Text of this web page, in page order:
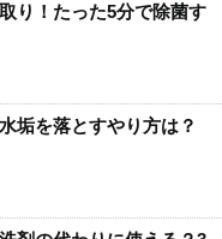
り！たった5分で除菌す
垢を落とすやり方は？